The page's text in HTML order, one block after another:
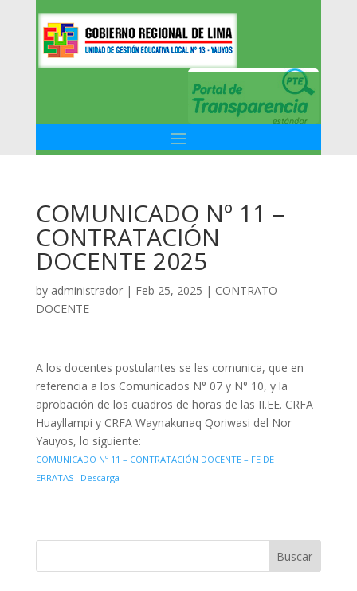
COMUNICADO Nº 11 –
CONTRATACIÓN
DOCENTE 2025
by administrador| Feb 25, 2025 | CONTRATO
DOCENTE
A los docentes postulantes se les comunica, que en
referencia a los Comunicados N° 07 y N° 10, y la
aprobación de los cuadros de horas de las II.EE. CRFA
Huayllampi y CRFA Waynakunaq Qoriwasi del Nor
Yauyos, lo siguiente:
COMUNICADO Nº 11 – CONTRATACIÓN DOCENTE – FE DE
ERRATAS
Descarga
Buscar